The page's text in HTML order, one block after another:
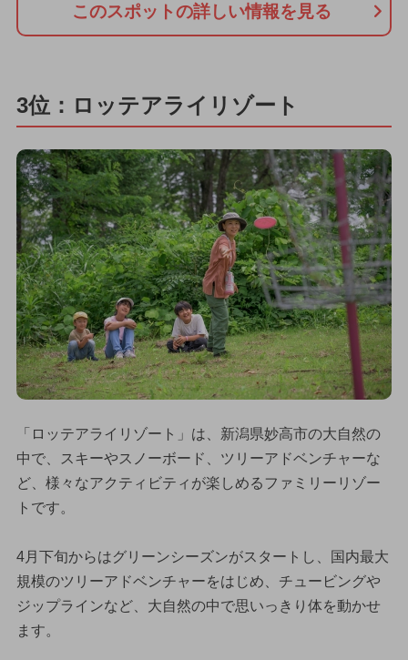
このスポットの詳しい情報を見る
3位：ロッテアライリゾート
「ロッテアライリゾート」は、新潟県妙高市の大自然の
中で、スキーやスノーボード、ツリーアドベンチャーな
ど、様々なアクティビティが楽しめるファミリーリゾー
トです。
4月下旬からはグリーンシーズンがスタートし、国内最大
規模のツリーアドベンチャーをはじめ、チュービングや
ジップラインなど、大自然の中で思いっきり体を動かせ
ます。